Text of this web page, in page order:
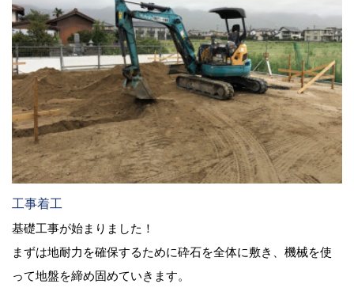
工事着工
基礎工事が始まりました！
まずは地耐力を確保するために砕石を全体に敷き、機械を使
って地盤を締め固めていきます。